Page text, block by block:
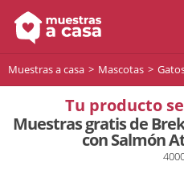
Muestras a casa Mascotas
Tu producto
Muestras gratis de
con Salmón